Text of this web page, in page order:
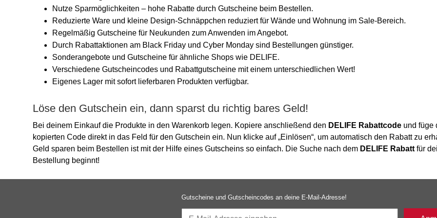
Nutze Sparmöglichkeiten – hohe Rabatte durch Gutscheine beim Bestellen.
Reduzierte Ware und kleine Design-Schnäppchen reduziert für Wände und Wohnung im Sale-Bereich.
Regelmäßig Gutscheine für Neukunden zum Anwenden im Angebot.
Durch Rabattaktionen am Black Friday und Cyber Monday sind Bestellungen günstiger.
Sonderangebote und Gutscheine für ähnliche Shops wie DELIFE.
Verschiedene Gutscheincodes und Rabattgutscheine mit einem unterschiedlichen Wert!
Eigenes Lager mit sofort lieferbaren Produkten verfügbar.
Löse den Gutschein ein, dann sparst du richtig bares Geld!
Bei deinem Einkauf die Produkte in den Warenkorb legen. Kopiere anschließend den DELIFE Rabattcode und füge
kopierten Code direkt in das Feld für den Gutschein ein. Nun klicke auf „Einlösen“, um automatisch den Rabatt zu
Geld sparen beim Bestellen ist mit der Hilfe eines Gutscheins so einfach. Die Suche nach dem DELIFE Rabatt für
Bestellung beginnt!
Gutscheine und Gutscheincodes an deine E-Mail-Adresse!